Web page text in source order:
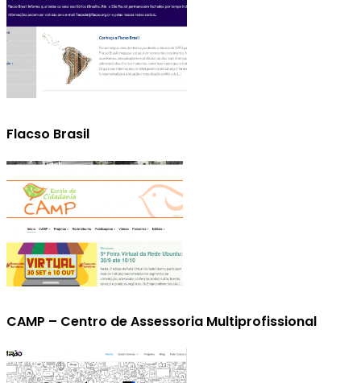
Flacso Brasil
CAMP – Centro de Assessoria Multiprofissional